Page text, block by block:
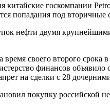
китайские госкомпании
попадания под
нефти двумя
время своего второго
финансов
на сделки с 28